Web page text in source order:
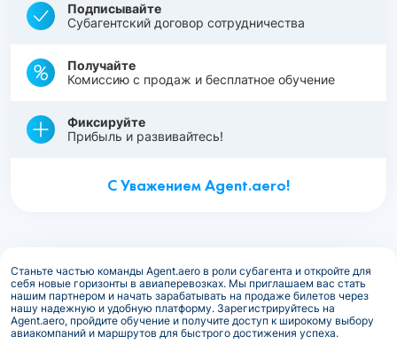
Подписывайте
Субагентский договор сотрудничества
Получайте
Комиссию с продаж и бесплатное обучение
Фиксируйте
Прибыль и развивайтесь!
С Уважением Agent.aero!
Станьте частью команды Agent.aero в роли субагента и откройте для
себя новые горизонты в авиаперевозках. Мы приглашаем вас стать
нашим партнером и начать зарабатывать на продаже билетов через
нашу надежную и удобную платформу. Зарегистрируйтесь на
Agent.aero, пройдите обучение и получите доступ к широкому выбору
авиакомпаний и маршрутов для быстрого достижения успеха.